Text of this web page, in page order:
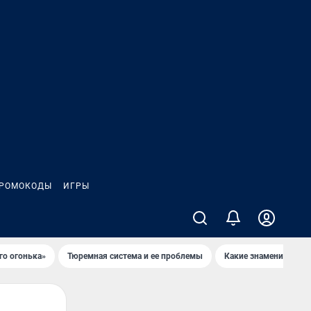
ИГРЫ
огонька» Тюремная система и ее проблемы Какие знаменитости